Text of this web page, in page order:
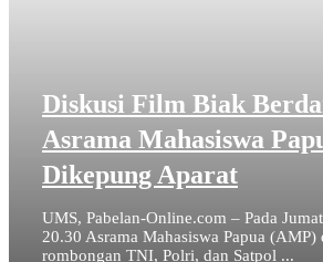
Diskusi Film Biak
Asrama Mahasiswa
Dikepung Aparat
UMS, Pabelan-Online.com – Pada
20.30 Asrama Mahasiswa Papua (AMP)
rombongan TNI, Polri, dan Satpol ...